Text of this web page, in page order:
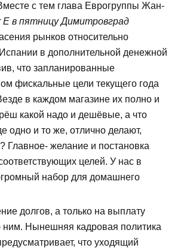
с тем глава Еврогруппы Жан-
E в пятницу Димитровград
рынков относительно
в дополнительной денежной
что запланированные
фискальные цели текущего года
в каждом магазине их полно и
какой надо и дешёвые, а что
одно и то же, отлично делают,
Главное- желание и постановка
целей. У нас в
набор для домашнего
долгов, а только на выплату
ним. Нынешняя кадровая политика
что уходящий